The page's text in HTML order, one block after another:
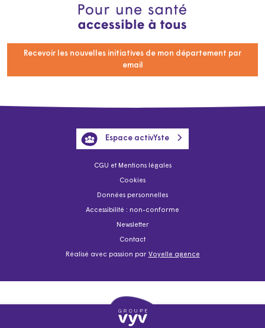
Recevoir les nouvelles initiatives de mon département par
email
CGU et Mentions légales
Cookies
Données personnelles
Accessibilité : non-conforme
Newsletter
Contact
Réalisé avec passion par Voyelle agence
Espace activYste